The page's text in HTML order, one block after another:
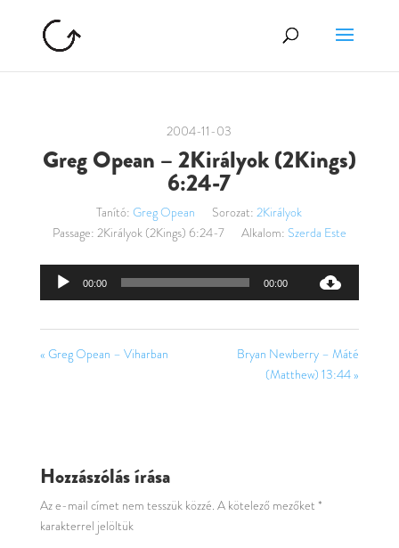
2004-11-03
Greg Opean – 2Királyok (2Kings)
6:24-7
Tanító: Greg Opean Sorozat: 2Királyok
Passage: 2Királyok (2Kings) 6:24-7 Alkalom: Szerda Este
Audió
00:00 00:00
« Greg Opean – Viharban
Bryan Newberry – Máté
(Matthew) 13:44 »
Hozzászólás írása
Az e-mail címet nem tesszük közzé. A kötelező mezőket *
karakterrel jelöltük